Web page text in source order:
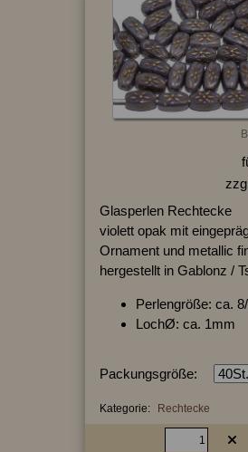
Glasperlen Rechtecke
violett opak mit
Ornament und metallic
hergestellt in Gablonz /
Perlengröße: ca.
LochØ: ca. 1mm
Packungsgröße:
Kategorie: Rechtecke